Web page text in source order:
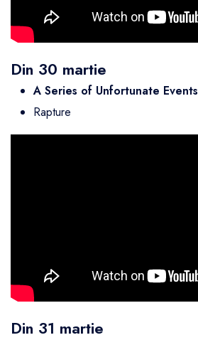
Din 30 martie
A Series of Unfortunate Events
Rapture
Din 31 martie